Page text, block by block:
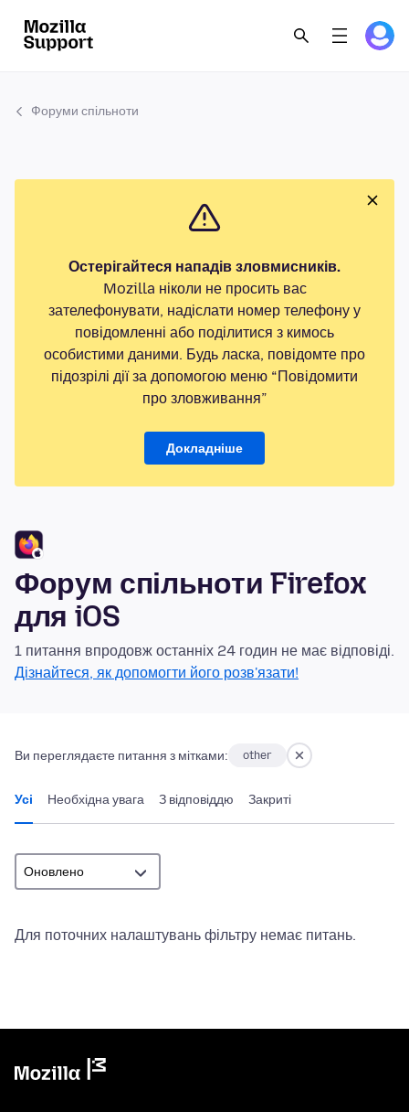
Форуми спільноти
Остерігайтеся нападів зловмисників.
Mozilla ніколи не просить вас
зателефонувати, надіслати номер телефону у
повідомленні або поділитися з кимось
особистими даними. Будь ласка, повідомте про
підозрілі дії за допомогою меню “Повідомити
про зловживання”
Докладніше
Форум спільноти Firefox
для iOS
1 питання впродовж останніх 24 годин не має відповіді.
Дізнайтеся, як допомогти його розв'язати!
Ви переглядаєте питання з мітками: other
Усі Необхідна увага З відповіддю Закриті
Для поточних налаштувань фільтру немає питань.